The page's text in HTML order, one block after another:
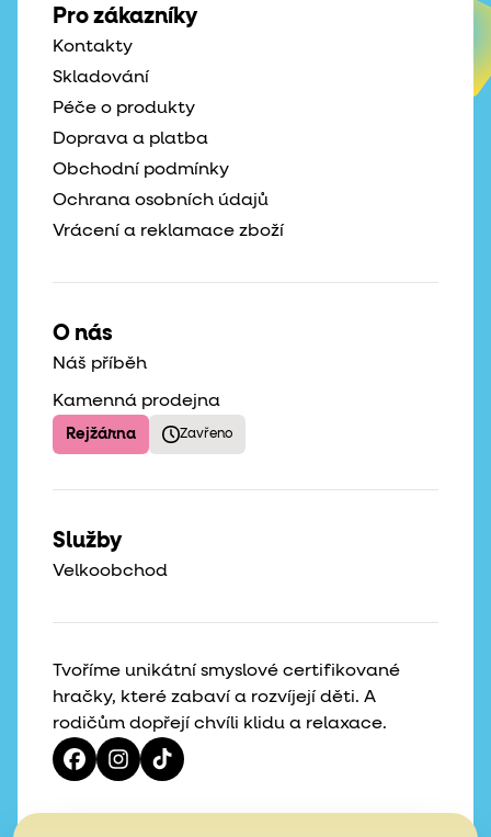
Tvoříme unikátní smyslové certifikované
hračky, které zabaví a rozvíjejí děti. A
rodičům dopřejí chvíli klidu a relaxace.
Pro zákazníky
Kontakty
Skladování
Péče o produkty
Doprava a platba
Obchodní podmínky
Ochrana osobních údajů
Vrácení a reklamace zboží
O nás
Náš příběh
Kamenná prodejna
Rejžárna Zavřeno
Služby
Velkoobchod